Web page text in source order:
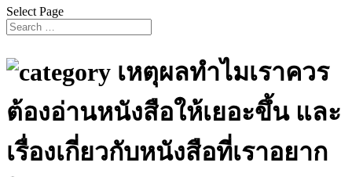
Select Page
เหตุผลทำไมเราควร
ต้องอ่านหนังสือให้เยอะขึ้น และ
เรื่องเกี่ยวกับหนังสือที่เราอยาก